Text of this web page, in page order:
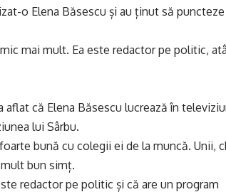
o Elena Băsescu și au ținut să
mai mult. Ea este redactor pe politic,
că Elena Băsescu lucrează în
lui Sârbu.
bună cu colegii ei de la muncă. Unii,
bun simț.
redactor pe politic și că are un program